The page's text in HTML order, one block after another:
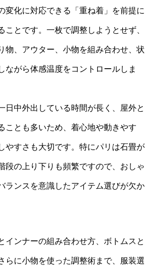
変化に対応できる「重ね着」を前提に
ことです。一枚で調整しようとせず、
物、アウター、小物を組み合わせ、状
ながら体感温度をコントロールしま
日中外出している時間が長く、屋外と
ことも多いため、着心地や動きやす
やすさも大切です。特にパリは石畳が
段の上り下りも頻繁ですので、おしゃ
ランスを意識したアイテム選びが欠か
インナーの組み合わせ方、ボトムスと
らに小物を使った調整術まで、服装選